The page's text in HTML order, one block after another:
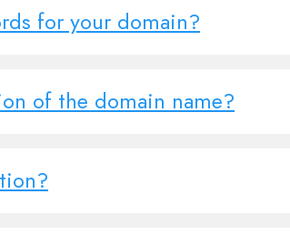
for your domain?
of the domain name?